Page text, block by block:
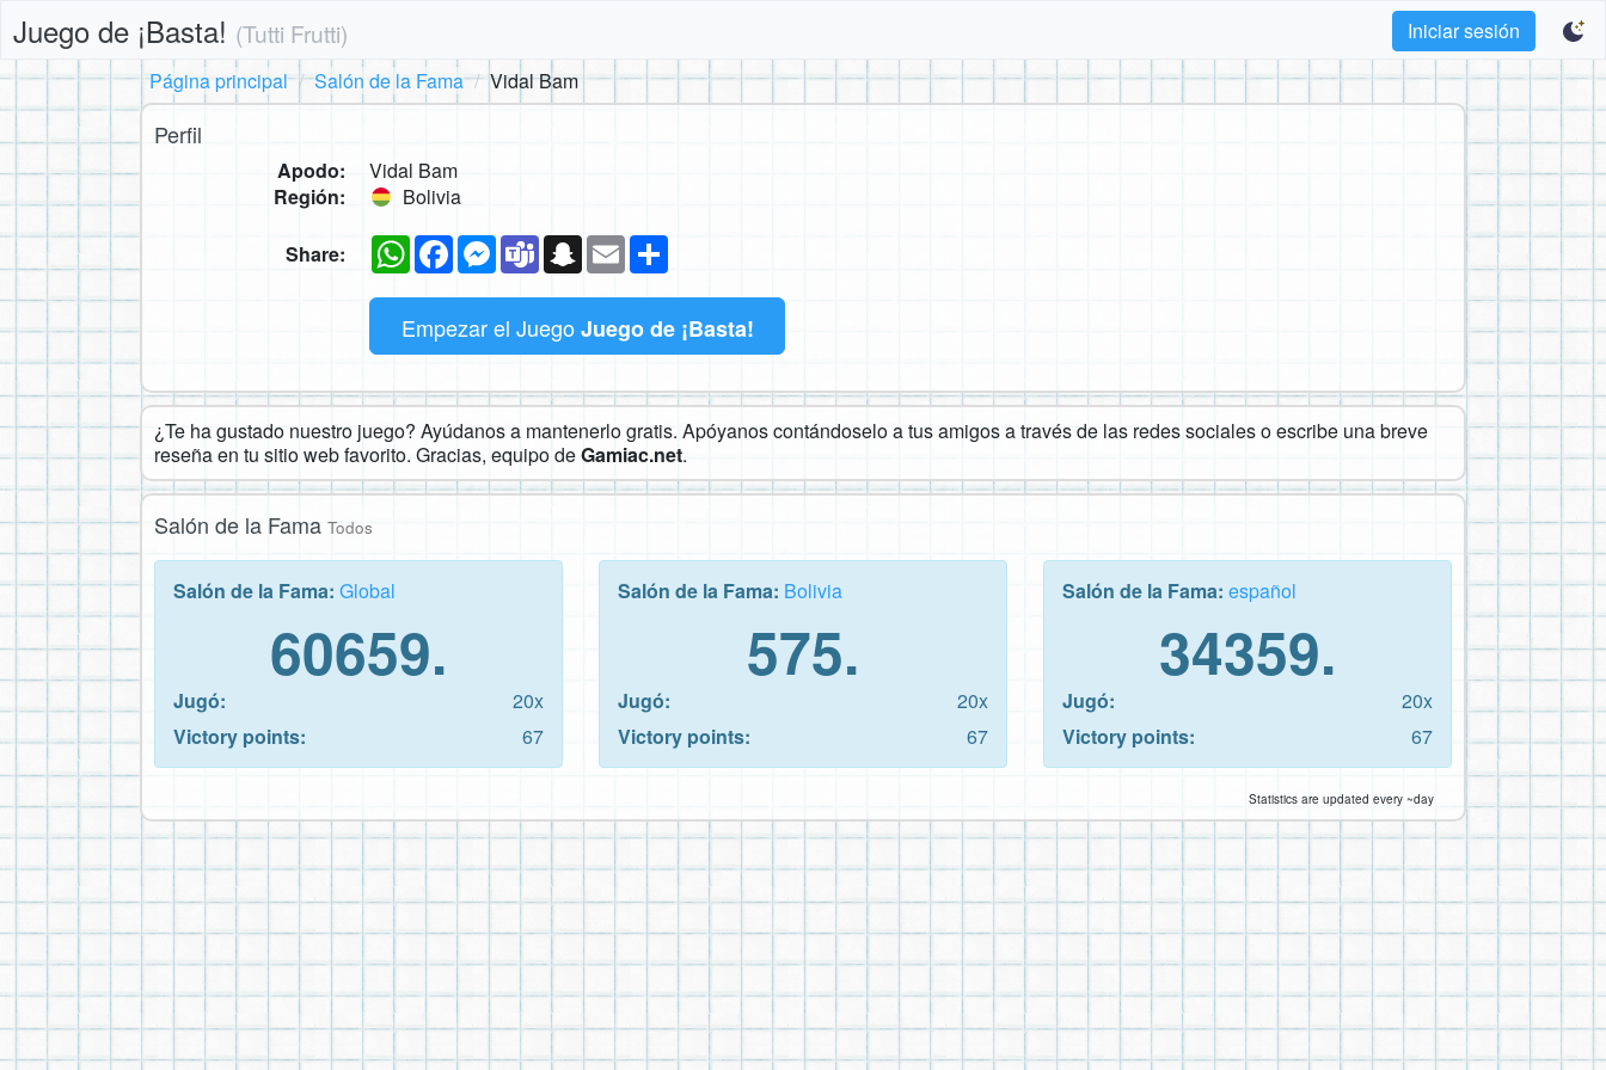
Juego de ¡Basta! (Tutti Frutti)
Iniciar sesión
Página principal
Salón de la Fama Vidal Bam
Perfil
Apodo:
Vidal Bam
Región:
Bolivia
Share: WhatsAppFacebookMessenger
TeamsSnapchat
Email
Empezar el Juego Juego de ¡Basta!
¿Te ha gustado nuestro juego? Ayúdanos a mantenerlo gratis. Apóyanos contándoselo a tus amigos a través de las redes sociales o escribe una breve
reseña en tu sitio web favorito. Gracias, equipo deGamiac.net.
Salón de la Fama Todos
Salón de la Fama: Global
60659.
Jugó:
20x
Victory points:
67
Salón de la Fama: Bolivia
575.
Jugó:
20x
Victory points:
67
Salón de la Fama: español
34359.
Jugó:
20x
Victory points:
67
Statistics are updated every ~day